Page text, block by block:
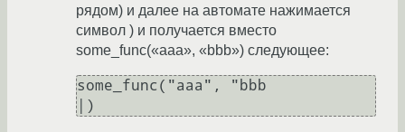
рядом) и далее на автомате нажимается
символ ) и получается вместо
some_func(«aaa», «bbb») следующее:
some_func("aaa", "bbb
|)